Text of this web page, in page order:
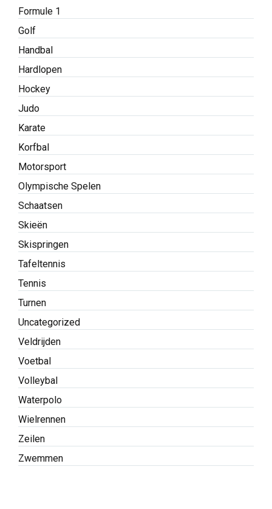
Formule 1
Golf
Handbal
Hardlopen
Hockey
Judo
Karate
Korfbal
Motorsport
Olympische Spelen
Schaatsen
Skieën
Skispringen
Tafeltennis
Tennis
Turnen
Uncategorized
Veldrijden
Voetbal
Volleybal
Waterpolo
Wielrennen
Zeilen
Zwemmen